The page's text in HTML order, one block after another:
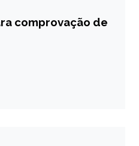
comprovação de